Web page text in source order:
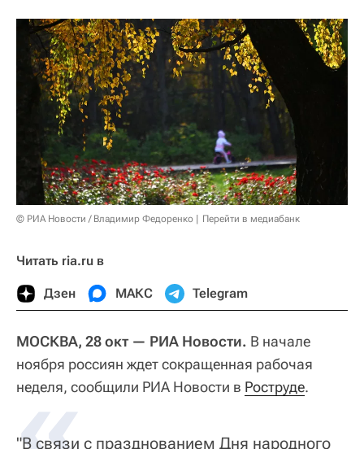
© РИА Новости / Владимир Федоренко Перейти в медиабанк
Читать ria.ru в
Дзен МАКС Telegram
МОСКВА, 28 окт — РИА Новости. В начале
ноября россиян ждет сокращенная рабочая
неделя, сообщили РИА Новости в Роструде.
"В связи с празднованием Дня народного